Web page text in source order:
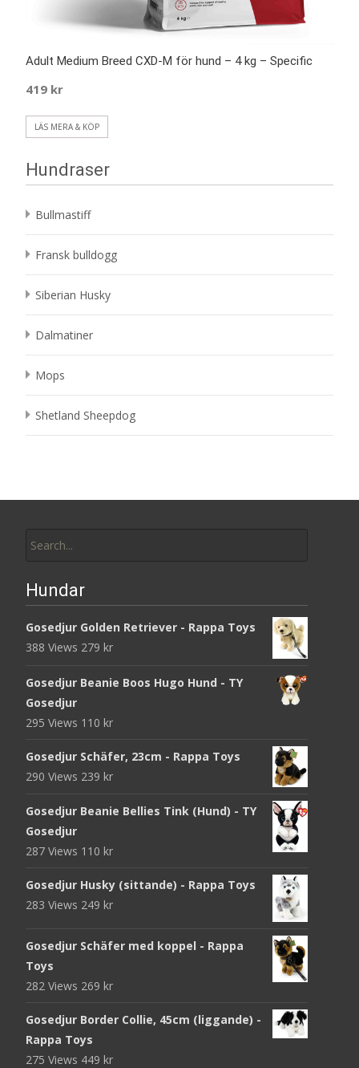
Adult Medium Breed CXD-M för hund – 4 kg – Specific
419 kr
LÄS MERA & KÖP
Hundraser
Bullmastiff
Fransk bulldogg
Siberian Husky
Dalmatiner
Mops
Shetland Sheepdog
for:
Hundar
Gosedjur Golden Retriever - Rappa Toys
388 Views 279 kr
Gosedjur Beanie Boos Hugo Hund - TY
Gosedjur
295 Views 110 kr
Gosedjur Schäfer, 23cm - Rappa Toys
290 Views 239 kr
Gosedjur Beanie Bellies Tink (Hund) - TY
Gosedjur
287 Views 110 kr
Gosedjur Husky (sittande) - Rappa Toys
283 Views 249 kr
Gosedjur Schäfer med koppel - Rappa
Toys
282 Views 269 kr
Gosedjur Border Collie, 45cm (liggande) -
Rappa Toys
275 Views 449 kr